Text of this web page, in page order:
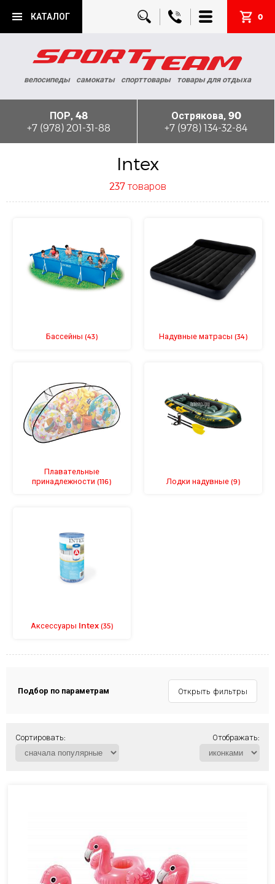
КАТАЛОГ 0
велосипеды самокаты спорттовары товары для отдыха
ПОР, 48
+7 (978) 201-31-88
Острякова, 90
+7 (978) 134-32-84
Intex
237 товаров
Бассейны (43) Надувные матрасы (34)
Плавательные
принадлежности(116) Лодки надувные (9)
Аксессуары Intex (35)
Подбор по параметрам Открыть фильтры
Сортировать: Отображать: